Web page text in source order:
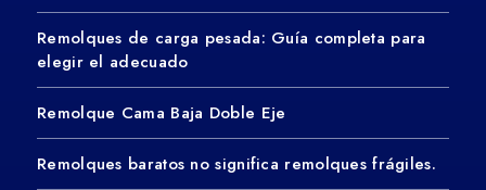
Remolques de carga pesada: Guía completa para
elegir el adecuado
Remolque Cama Baja Doble Eje
Remolques baratos no significa remolques frágiles.